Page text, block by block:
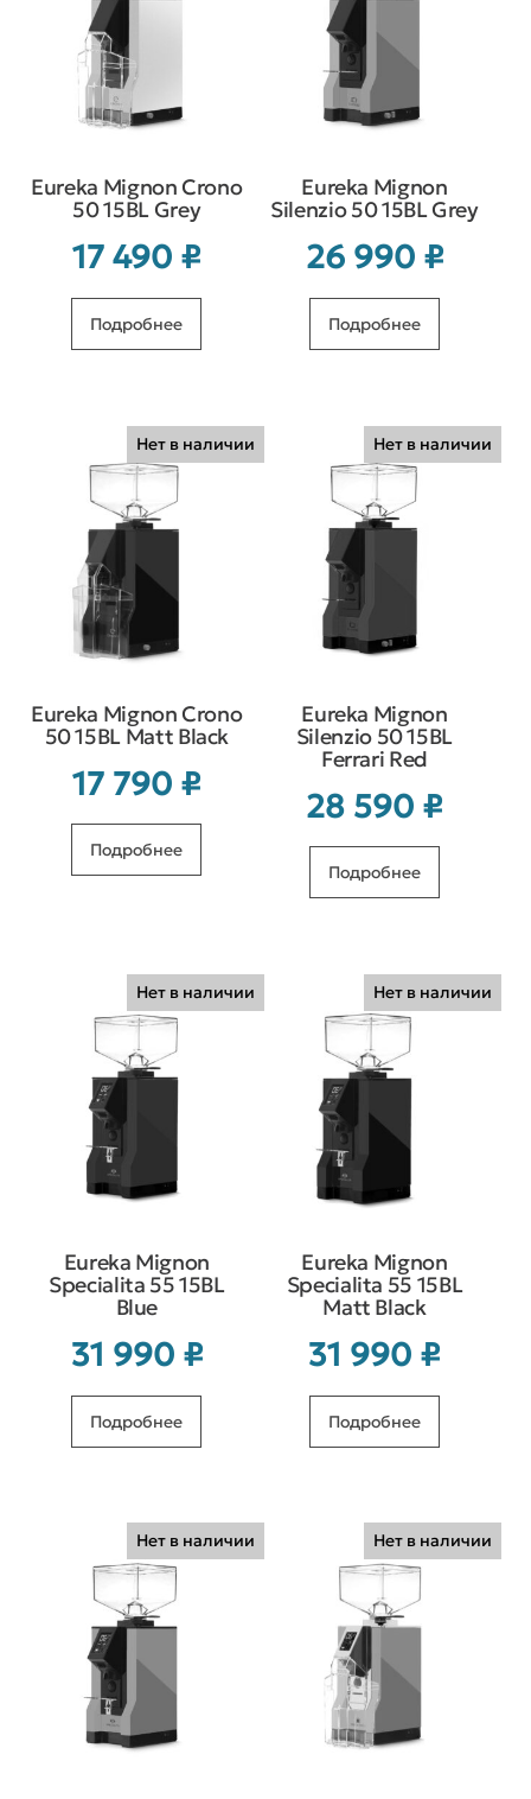
Eureka Mignon Crono
50 15BL Grey
17 490 ₽
Подробнее
Eureka Mignon
Silenzio 50 15BL Grey
26 990 ₽
Подробнее
Нет в наличии
Eureka Mignon Crono
50 15BL Matt Black
17 790 ₽
Подробнее
Нет в наличии
Eureka Mignon
Silenzio 50 15BL
Ferrari Red
28 590 ₽
Подробнее
Нет в наличии
Eureka Mignon
Specialita 55 15BL
Blue
31 990 ₽
Подробнее
Нет в наличии
Eureka Mignon
Specialita 55 15BL
Matt Black
31 990 ₽
Подробнее
Нет в наличии Нет в наличии